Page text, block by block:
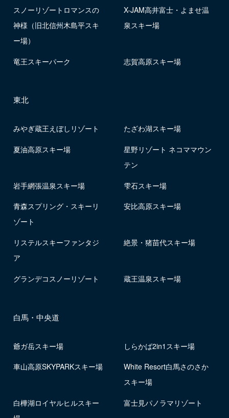
スノーリゾートロマンスの
神様（旧北信州木島平スキ
ー場）
X-JAM高井富士・よませ温
泉スキー場
竜王スキーパーク 志賀高原スキー場
東北
みやぎ蔵王えぼしリゾート たざわ湖スキー場
夏油高原スキー場
星野リゾート ネコママウン
テン
岩手網張温泉スキー場 雫石スキー場
青森スプリング・スキーリ
ゾート
安比高原スキー場
リステルスキーファンタジ
ア
絶景・猪苗代スキー場
グランデコスノーリゾート 蔵王温泉スキー場
白馬・中央道
爺ガ岳スキー場 しらかば2in1スキー場
車山高原SKYPARKスキー場
White Resort白馬さのさか
スキー場
白樺湖ロイヤルヒルスキー
富士見パノラマリゾート